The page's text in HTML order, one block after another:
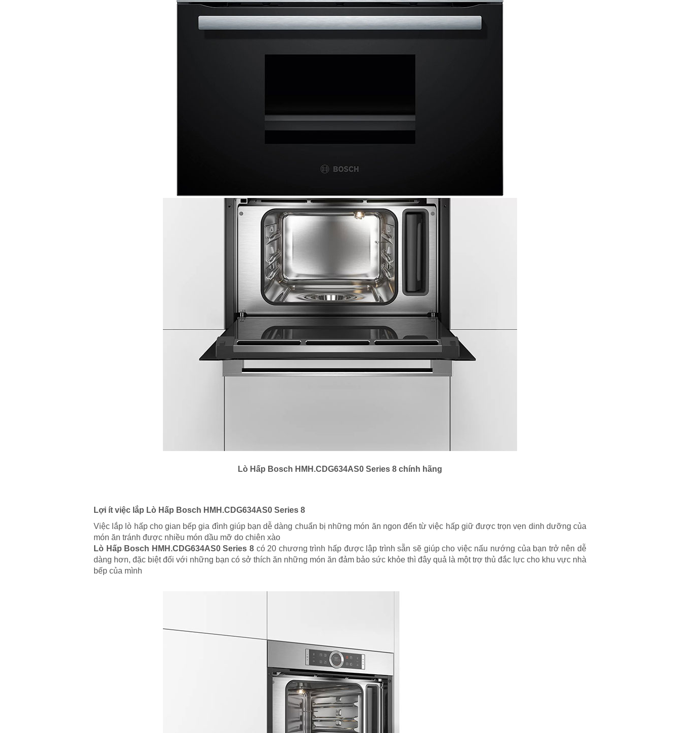
Lò Hấp Bosch HMH.CDG634AS0 Series 8 chính hãng
Lợi ít việc lắp Lò Hấp Bosch HMH.CDG634AS0 Series 8
Việc lắp lò hấp cho gian bếp gia đình giúp bạn dễ dàng chuẩn bị những món ăn ngon đến từ việc hấp giữ được trọn vẹn dinh dưỡng của
món ăn tránh được nhiều món dầu mỡ do chiên xào
Lò Hấp Bosch HMH.CDG634AS0 Series 8 có 20 chương trình hấp được lập trình sẵn sẽ giúp cho việc nấu nướng của bạn trở nên dễ
dàng hơn, đặc biệt đối với những bạn có sở thích ăn những món ăn đảm bảo sức khỏe thì đây quả là một trợ thủ đắc lực cho khu vực nhà
bếp của mình